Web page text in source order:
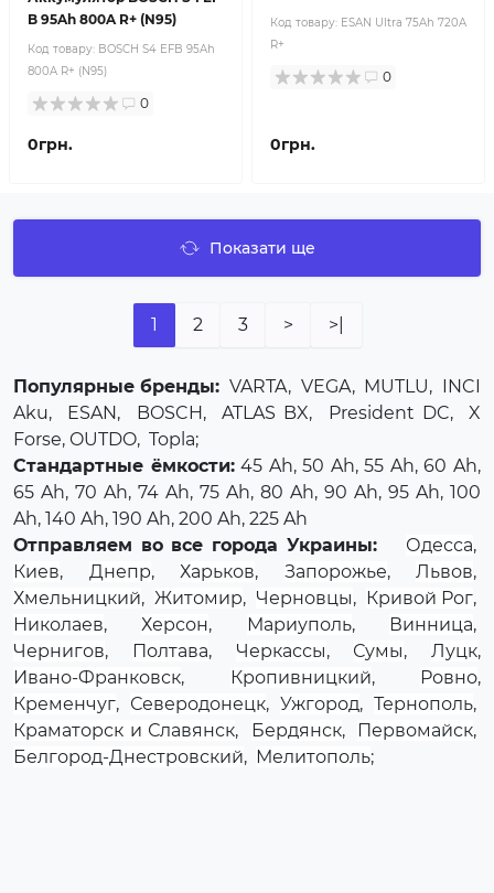
B 95Ah 800A R+ (N95)
Код товару: BOSCH S4 EFB 95Ah
800A R+ (N95)
0
0грн.
Код товару: ESAN Ultra 75Ah 720A
R+
0
0грн.
Показати ще
1 2 3 > >|
Популярные бренды: VARTA, VEGA, MUTLU, INCI
Aku, ESAN, BOSCH,ATLAS BX, President DC,X
Forse, OUTDO, Topla;
Стандартные ёмкости:45 Ah, 50 Ah, 55 Ah, 60 Ah,
65 Ah, 70 Ah, 74 Ah, 75 Ah, 80 Ah, 90 Ah, 95 Ah, 100
Ah, 140 Ah, 190 Ah, 200 Ah, 225 Ah
Отправляем во все города Украины:
Одесса,
Киев, Днепр, Харьков, Запорожье, Львов,
Хмельницкий, Житомир, Черновцы, Кривой Рог,
Николаев, Херсон, Мариуполь, Винница,
Чернигов, Полтава, Черкассы, Сумы, Луцк,
Ивано-Франковск, Кропивницкий, Ровно,
Кременчуг, Северодонецк, Ужгород, Тернополь,
Краматорск и Славянск, Бердянск, Первомайск,
Белгород-Днестровский, Мелитополь;